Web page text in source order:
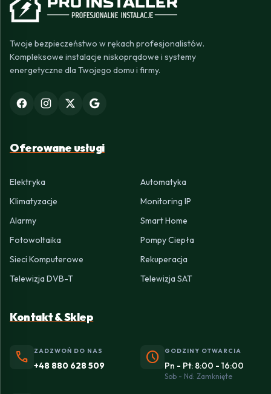
Twoje bezpieczeństwo w rękach profesjonalistów.
Kompleksowe instalacje niskoprądowe i systemy
energetyczne dla Twojego domu i firmy.
Oferowane usługi
Elektryka
Automatyka
Klimatyzacje
Monitoring IP
Alarmy
Smart Home
Fotowoltaika
Pompy Ciepła
Sieci Komputerowe
Rekuperacja
Telewizja DVB-T
Telewizja SAT
Kontakt & Sklep
phone ZADZWOŃ DO NAS
+48 880 628 509 schedule GODZINY OTWARCIA
Pn - Pt: 8:00 - 16:00
Sob - Nd: Zamknięte